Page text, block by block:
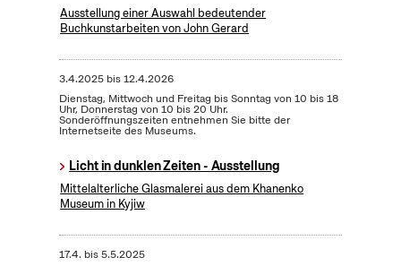
Ausstellung einer Auswahl bedeutender
Buchkunstarbeiten von John Gerard
3.4.2025bis12.4.2026
Dienstag, Mittwoch und Freitag bis Sonntag von 10 bis 18
Uhr, Donnerstag von 10 bis 20 Uhr.
Sonderöffnungszeiten entnehmen Sie bitte der
Internetseite des Museums.
Licht in dunklen Zeiten - Ausstellung
Mittelalterliche Glasmalerei aus dem Khanenko
Museum in Kyjiw
17.4. bis5.5.2025